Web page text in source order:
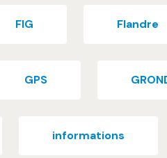
FIG Flandre
GPS
informations